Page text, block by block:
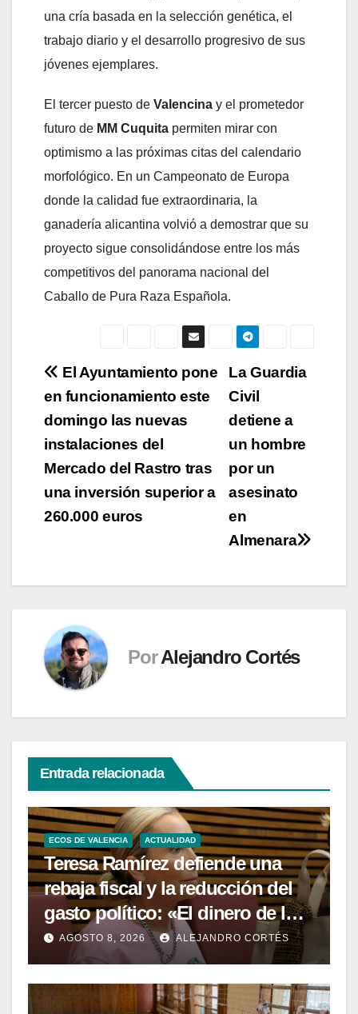
una cría basada en la selección genética, el
trabajo diario y el desarrollo progresivo de sus
jóvenes ejemplares.
El tercer puesto de Valencina y el prometedor
futuro de MM Cuquita permiten mirar con
optimismo a las próximas citas del calendario
morfológico. En un Campeonato de Europa
donde la calidad fue extraordinaria, la
ganadería alicantina volvió a demostrar que su
proyecto sigue consolidándose entre los más
competitivos del panorama nacional del
Caballo de Pura Raza Española.
Navegación
de
entradas
La Guardia
Civil
detiene a
un hombre
por un
asesinato
en
Almenara
El Ayuntamiento pone
en funcionamiento este
domingo las nuevas
instalaciones del
Mercado del Rastro tras
una inversión superior a
260.000 euros
Por Alejandro Cortés
Entrada relacionada
ECOS DE VALENCIA ACTUALIDAD
Teresa Ramírez defiende una
rebaja fiscal y la reducción del
gasto político: «El dinero de los
valencianos es de los
valencianos»
AGOSTO 8, 2026 ALEJANDRO CORTÉS